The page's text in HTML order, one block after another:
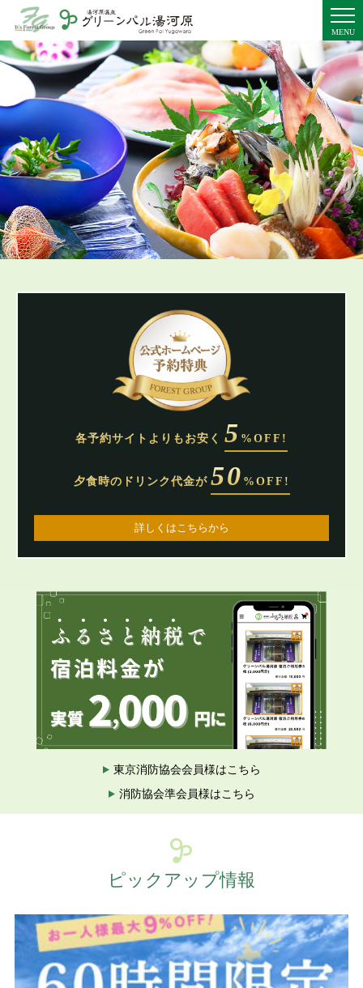
MENU
各予約サイトよりもお安く 5 %OFF!
夕食時のドリンク代金が 50 %OFF!
詳しくはこちらから
トップページ 施設の魅力
お料理 温泉
客室 館内施設
交通アクセス
プライバシーポリシー
ご予約プラン一覧
ご予約の確認・キャンセル
受付時間 9:00〜20:00
0570-038-489
現地お問い合わせ 受付時間 9:00〜20:00
0465-63-9710
CLOSE
東京消防協会会員様はこちら
消防協会準会員様はこちら
ピックアップ情報